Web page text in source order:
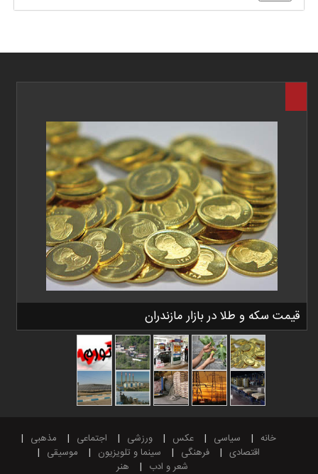
قیمت سکه و طلا در بازار مازندران
خانه سیاسی عکس ورزشی اجتماعی
مذهبی
اقتصادی
فرهنگی سینما و تلویزیون
موسیقی
شعر و ادب
هنر